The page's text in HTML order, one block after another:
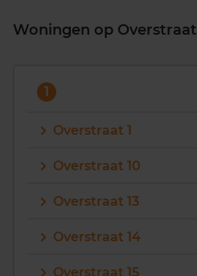
Woningen op Overstraat
1
Overstraat 1
Overstraat 10
Overstraat 13
Overstraat 14
Overstraat 15